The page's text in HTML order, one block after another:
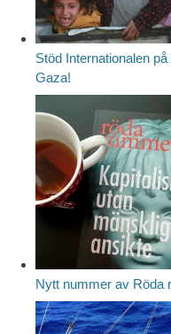
Stöd Internationalen på
Gaza!
Nytt nummer av Röda